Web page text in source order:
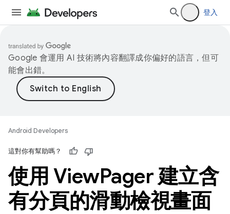
登入
Google 會運用 AI 技術將內容翻譯成你偏好的語言，但可
能會出錯。
Android Developers
這對你有幫助嗎？
使用 ViewPager 建立含
有分頁的滑動檢視畫面